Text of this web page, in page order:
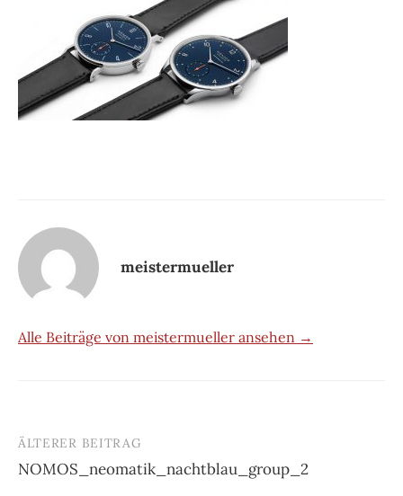
meistermueller
Alle Beiträge von meistermueller ansehen →
Beitrags-
Navigation
ÄLTERER BEITRAG
NOMOS_neomatik_nachtblau_group_2